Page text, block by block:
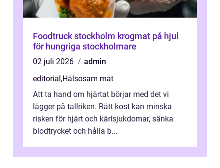
Foodtruck stockholm krogmat på hjul
för hungriga stockholmare
02 juli 2026
admin
editorial,Hälsosam mat
Att ta hand om hjärtat börjar med det vi
lägger på tallriken. Rätt kost kan minska
risken för hjärt och kärlsjukdomar, sänka
blodtrycket och hålla b...